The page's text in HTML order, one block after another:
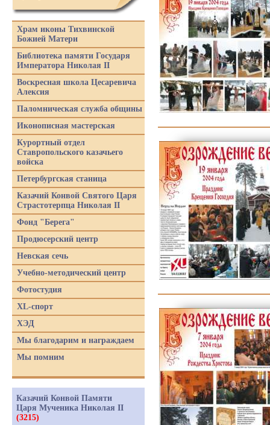
Храм иконы Тихвинской
Божией Матери
Библиотека памяти Государя
Императора Николая II
Воскресная школа Цесаревича
Алексия
Паломническая служба общины
Иконописная мастерская
Курортный отдел
Ставропольского казачьего
войска
Петербургская станица
Казачий Конвой Святого Царя
Страстотерпца Николая II
Фонд "Берега"
Продюсерский центр
Невская сечь
Учебно-методический центр
Фотостудия
XL-спорт
ХЭД
Мы благодарим и награждаем
Мы помним
Казачий Конвой Памяти
Царя Мученика Николая II
(3215)